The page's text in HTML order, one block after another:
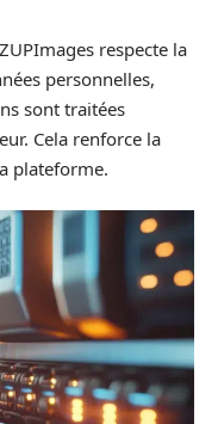
respecte la
personnelles,
sont traitées
Cela renforce la
plateforme.